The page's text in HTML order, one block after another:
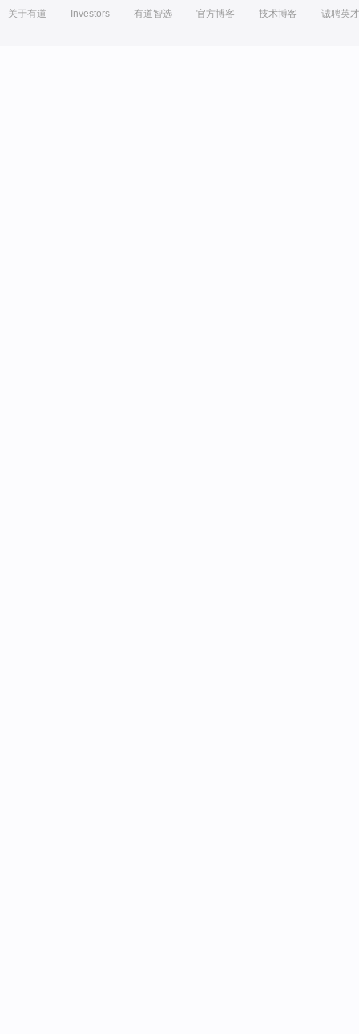
关于有道 Investors 有道智选 官方博客 技术博客 诚聘英才